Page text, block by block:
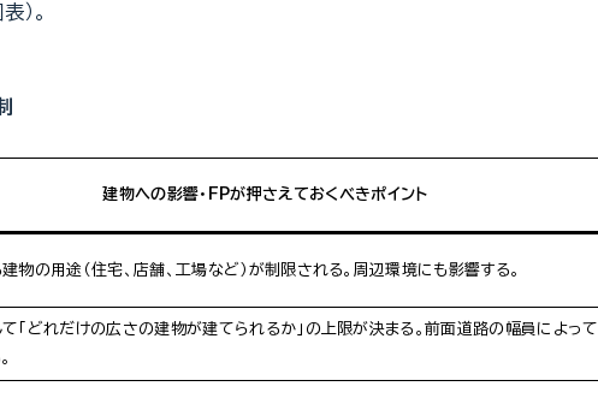
）。
建物への影響・FPが押さえておくべきポイント
物の用途（住宅、店舗、工場など）が制限される。周辺環境にも影響する。
「どれだけの広さの建物が建てられるか」の上限が決まる。前面道路の幅員によって